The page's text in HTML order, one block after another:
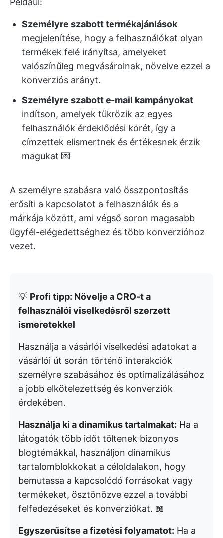
Például:
Személyre szabott termékajánlások
megjelenítése, hogy a felhasználókat olyan
termékek felé irányítsa, amelyeket
valószínűleg megvásárolnak, növelve ezzel a
konverziós arányt.
Személyre szabott e-mail kampányokat
indítson, amelyek tükrözik az egyes
felhasználók érdeklődési körét, így a
címzettek elismertnek és értékesnek érzik
magukat 💌
A személyre szabásra való összpontosítás
erősíti a kapcsolatot a felhasználók és a
márkája között, ami végső soron magasabb
ügyfél-elégedettséghez és több konverzióhoz
vezet.
💡 Profi tipp: Növelje a CRO-t a
felhasználói viselkedésről szerzett
ismeretekkel
Használja a vásárlói viselkedési adatokat a
vásárlói út során történő interakciók
személyre szabásához és optimalizálásához
a jobb elkötelezettség és konverziók
érdekében.
Használja ki a dinamikus tartalmakat: Ha a
látogatók több időt töltenek bizonyos
blogtémákkal, használjon dinamikus
tartalomblokkokat a céloldalakon, hogy
bemutassa a kapcsolódó forrásokat vagy
termékeket, ösztönözve ezzel a további
felfedezéseket és konverziókat. 📖
Egyszerűsítse a fizetési folyamatot: Ha a